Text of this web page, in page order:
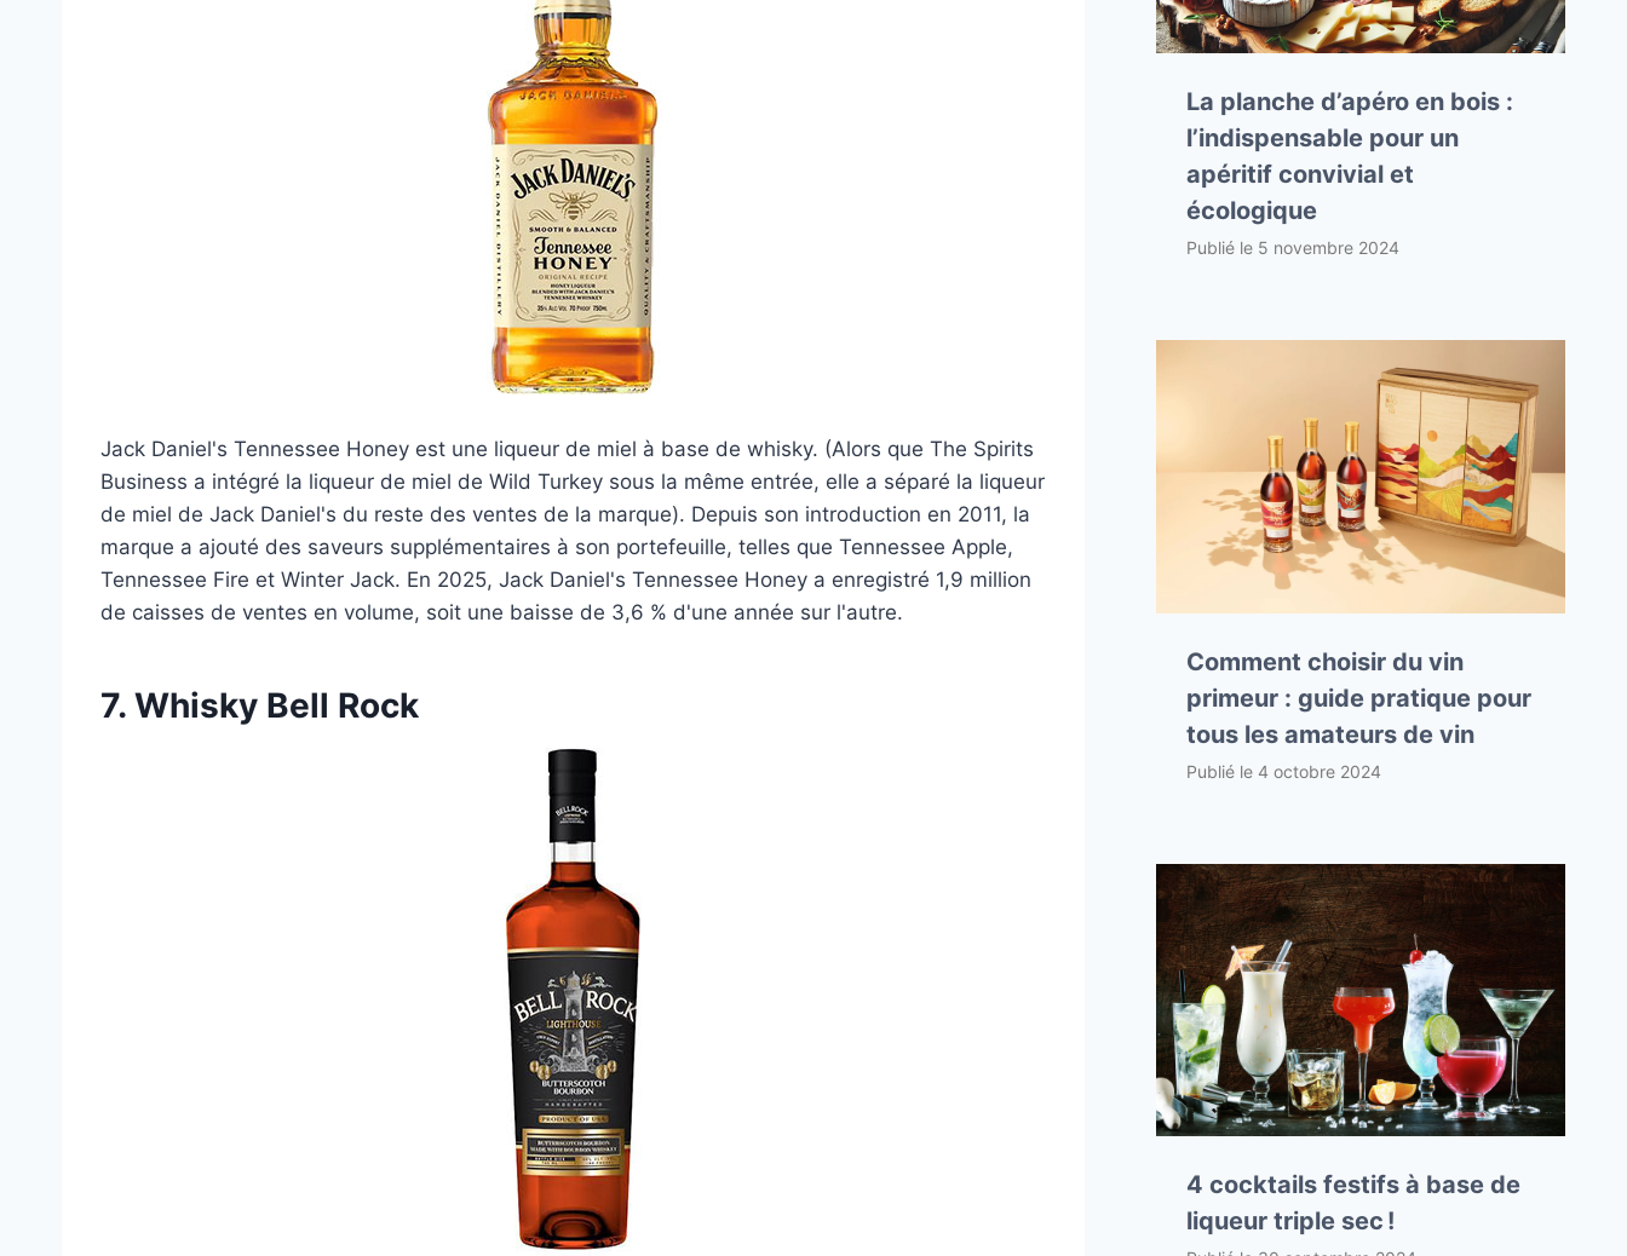
Jack Daniel's Tennessee Honey est une liqueur de miel à base de whisky. (Alors que The Spirits
Business a intégré la liqueur de miel de Wild Turkey sous la même entrée, elle a séparé la liqueur
de miel de Jack Daniel's du reste des ventes de la marque). Depuis son introduction en 2011, la
marque a ajouté des saveurs supplémentaires à son portefeuille, telles que Tennessee Apple,
Tennessee Fire et Winter Jack. En 2025, Jack Daniel's Tennessee Honey a enregistré 1,9 million
de caisses de ventes en volume, soit une baisse de 3,6 % d'une année sur l'autre.
7. Whisky Bell Rock
La planche d’apéro en bois :
l’indispensable pour un
apéritif convivial et
écologique
Publié le 5 novembre 2024
Comment choisir du vin
primeur : guide pratique pour
tous les amateurs de vin
Publié le4 octobre 2024
4 cocktails festifs à base de
liqueur triple sec !